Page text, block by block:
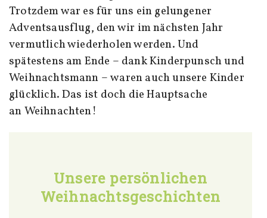
Trotzdem war es für uns ein gelungener
Adventsausflug, den wir im nächsten Jahr
vermutlich wiederholen werden. Und
spätestens am Ende – dank Kinderpunsch und
Weihnachtsmann – waren auch unsere Kinder
glücklich. Das ist doch die Hauptsache
an Weihnachten!
Unsere persönlichen
Weihnachtsgeschichten